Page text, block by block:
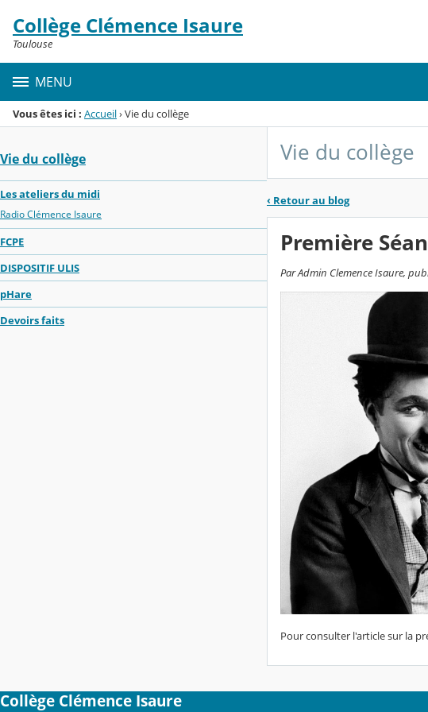
Menu de la rubrique
Contenu
Collège Clémence Isaure
Toulouse
MENU
Vous êtes ici : Accueil›Vie du collège
Vie du collège
Les ateliers du midi
Radio Clémence Isaure
FCPE
DISPOSITIF ULIS
pHare
Devoirs faits
Vie du collège
‹ Retour au blog
Première
Par Admin Clemence Isaure,
Pour consulter l'article sur la
Collège Clémence Isaure